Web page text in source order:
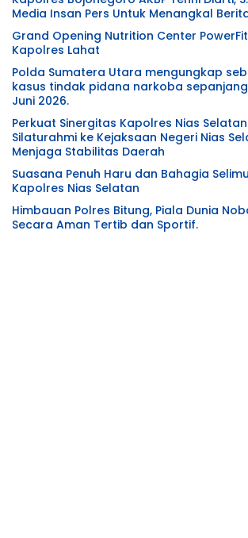
Media Insan Pers Untuk Menangkal
Grand Opening Nutrition Center
Kapolres Lahat
Polda Sumatera Utara mengungkap
kasus tindak pidana narkoba
Juni 2026.
Perkuat Sinergitas Kapolres Nias
Silaturahmi ke Kejaksaan Negeri Nias
Menjaga Stabilitas Daerah
Suasana Penuh Haru dan Bahagia
Kapolres Nias Selatan
Himbauan Polres Bitung, Piala Dunia
Secara Aman Tertib dan Sportif.